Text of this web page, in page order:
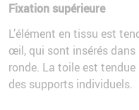
Fixation supérieure
L’élément en tissu est
œil, qui sont insérés
ronde. La toile est
des supports individuels.